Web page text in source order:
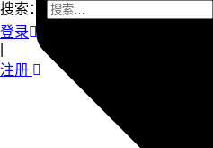
搜索：
登录
注册